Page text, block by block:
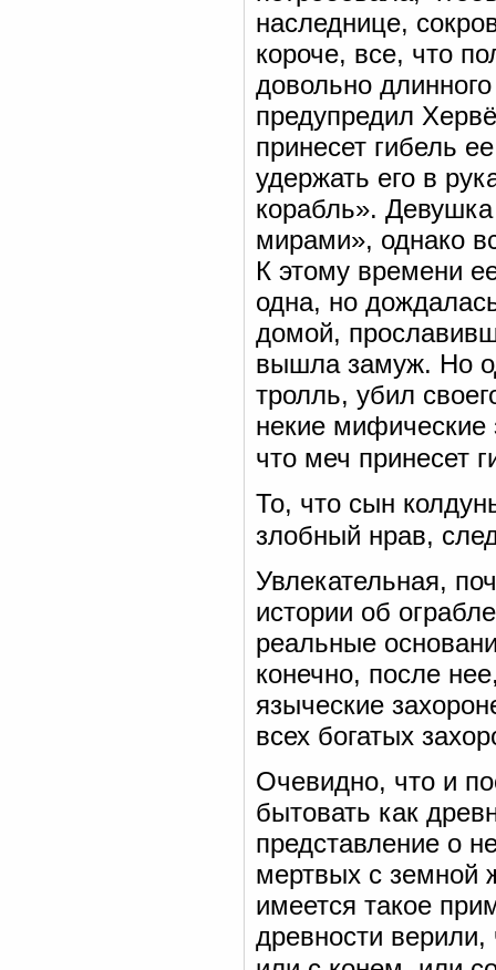
наследнице,
короче, все, что
довольно
предупредил
принесет гибель
удержать его в
корабль».
мирами», однако
К этому времени
одна, но
домой,
вышла замуж. Но
тролль, убил
некие мифические
что меч принесет
То, что сын
злобный нрав,
Увлекательная,
истории об
реальные
конечно, после
языческие
всех богатых
Очевидно, что и
бытовать как
представление о
мертвых с земной
имеется такое
древности